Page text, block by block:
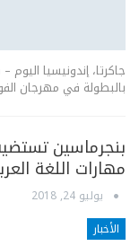
بالبطولة في مهرجان
بنجرماسين
مهارات اللغة
يوليو 24, 2018
الأخبار